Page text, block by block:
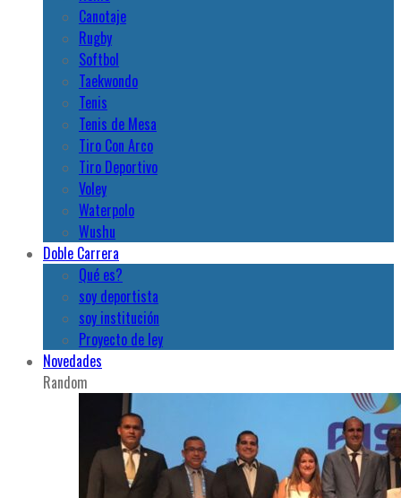
Canotaje
Rugby
Softbol
Taekwondo
Tenis
Tenis de Mesa
Tiro Con Arco
Tiro Deportivo
Voley
Waterpolo
Wushu
Doble Carrera
Qué es?
soy deportista
soy institución
Proyecto de ley
Novedades
Random